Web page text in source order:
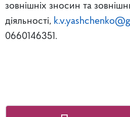
зовнішніх зносин та
діяльності,
0660146351.